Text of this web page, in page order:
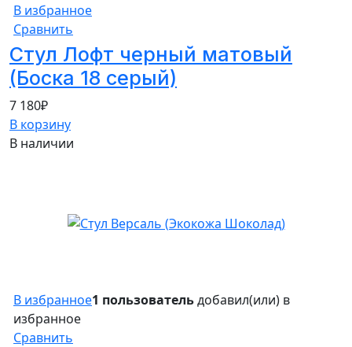
В избранное
Сравнить
Стул Лофт черный матовый
(Боска 18 серый)
7 180₽
В корзину
В наличии
В избранное1 пользовательдобавил(или) в
избранное
Сравнить